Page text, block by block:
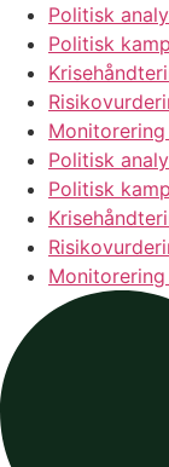
Politisk
Politisk
Monitorering
Politisk
Politisk
Monitorering